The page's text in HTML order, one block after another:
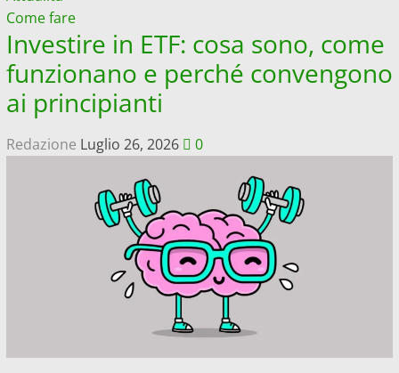
Come fare
Investire in ETF: cosa sono, come
funzionano e perché convengono
ai principianti
Redazione Luglio 26, 2026 0